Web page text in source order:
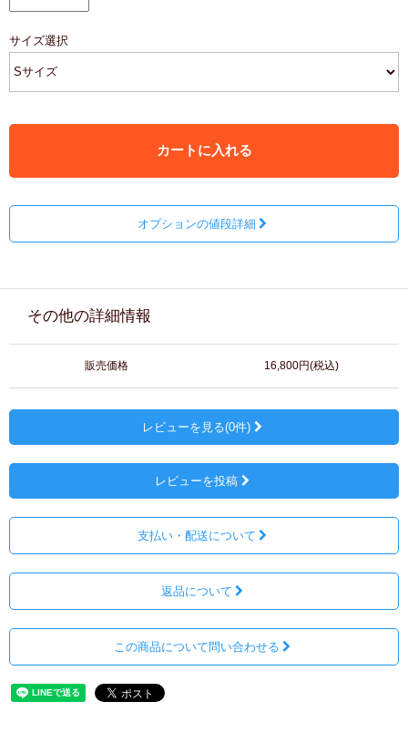
サイズ選択
カートに入れる
オプションの値段詳細
その他の詳細情報
販売価格 16,800円(税込)
レビューを見る(0件)
レビューを投稿
支払い・配送について
返品について
この商品について問い合わせる